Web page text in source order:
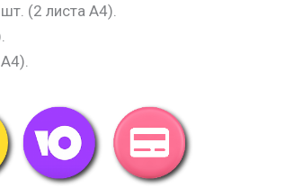
шт. (2 листа А4).